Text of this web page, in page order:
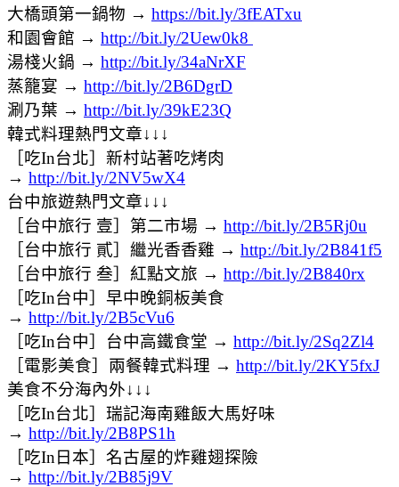
大橋頭第一鍋物 → https://bit.ly/3fEATxu
和園會館 → http://bit.ly/2Uew0k8
湯棧火鍋 → http://bit.ly/34aNrXF
蒸籠宴 → http://bit.ly/2B6DgrD
涮乃葉 → http://bit.ly/39kE23Q
韓式料理熱門文章↓↓↓
［吃In台北］新村站著吃烤肉
→ http://bit.ly/2NV5wX4
台中旅遊熱門文章↓↓↓
［台中旅行 壹］第二市場 → http://bit.ly/2B5Rj0u
［台中旅行 貳］繼光香香雞 → http://bit.ly/2B841f5
［台中旅行 叁］紅點文旅 → http://bit.ly/2B840rx
［吃In台中］早中晚銅板美食
→ http://bit.ly/2B5cVu6
［吃In台中］台中高鐵食堂 → http://bit.ly/2Sq2Zl4
［電影美食］兩餐韓式料理 → http://bit.ly/2KY5fxJ
美食不分海內外↓↓↓
［吃In台北］瑞記海南雞飯大馬好味
→ http://bit.ly/2B8PS1h
［吃In日本］名古屋的炸雞翅探險
→ http://bit.ly/2B85j9V